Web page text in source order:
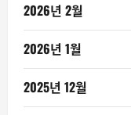
2026년 2월
2026년 1월
2025년 12월